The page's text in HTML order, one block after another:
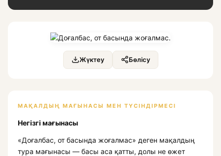
Жүктеу Бөлісу
МАҚАЛДЫҢ МАҒЫНАСЫ МЕН ТҮСІНДІРМЕСІ
Негізгі мағынасы
«Доғалбас, от басында жоғалмас» деген мақалдың
тура мағынасы — басы аса қатты, долы не өжет